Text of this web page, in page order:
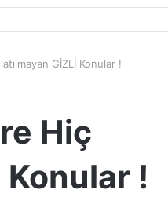
GİZLİ Konular !
Hiç
Konular !